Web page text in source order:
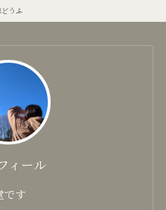
うふ
ィール
です